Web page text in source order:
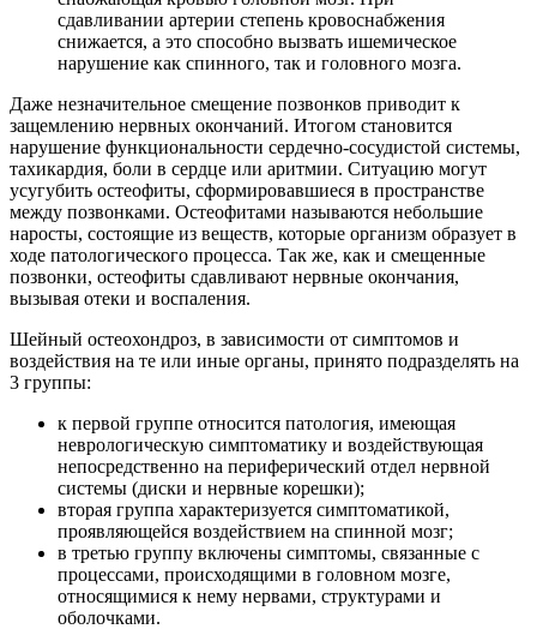
сдавливании артерии степень кровоснабжения
снижается, а это способно вызвать ишемическое
нарушение как спинного, так и головного мозга.
Даже незначительное смещение позвонков приводит к
защемлению нервных окончаний. Итогом становится
нарушение функциональности сердечно-сосудистой системы,
тахикардия, боли в сердце или аритмии. Ситуацию могут
усугубить остеофиты, сформировавшиеся в пространстве
между позвонками. Остеофитами называются небольшие
наросты, состоящие из веществ, которые организм образует в
ходе патологического процесса. Так же, как и смещенные
позвонки, остеофиты сдавливают нервные окончания,
вызывая отеки и воспаления.
Шейный остеохондроз, в зависимости от симптомов и
воздействия на те или иные органы, принято подразделять на
3 группы:
к первой группе относится патология, имеющая
неврологическую симптоматику и воздействующая
непосредственно на периферический отдел нервной
системы (диски и нервные корешки);
вторая группа характеризуется симптоматикой,
проявляющейся воздействием на спинной мозг;
в третью группу включены симптомы, связанные с
процессами, происходящими в головном мозге,
относящимися к нему нервами, структурами и
оболочками.